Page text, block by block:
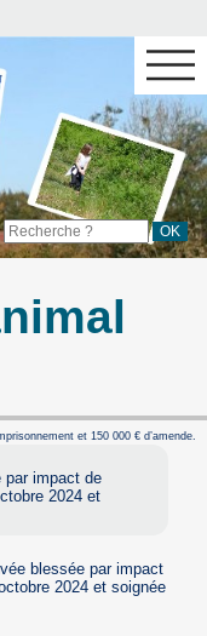
et 150 000 € d’amende.
par impact de
2024 et
blessée par impact
2024 et soignée